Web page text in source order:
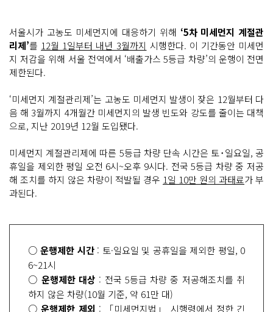
서울시가 고농도 미세먼지에 대응하기 위해 ‘5차 미세먼지 계절관
리제’를 12월 1일부터 내년 3월까지 시행한다. 이 기간동안 미세먼
지 저감을 위해 서울 전역에서 ‘배출가스 5등급 차량’의 운행이 전면
제한된다.
‘미세먼지 계절관리제’는 고농도 미세먼지 발생이 잦은 12월부터 다
음 해 3월까지 4개월간 미세먼지의 발생 빈도와 강도를 줄이는 대책
으로, 지난 2019년 12월 도입됐다.
미세먼지 계절관리제에 따른 5등급 차량 단속 시간은 토･일요일, 공
휴일을 제외한 평일 오전 6시~오후 9시다. 전국 5등급 차량 중 저공
해 조치를 하지 않은 차량이 적발될 경우 1일 10만 원의 과태료가 부
과된다.
○ 운행제한 시간: 토·일요일 및 공휴일을 제외한 평일, 0
6~21시
○ 운행제한 대상 : 전국 5등급 차량 중 저공해조치를 취
하지 않은 차량(10월 기준, 약 61만 대)
○운행제한 제외 : 「미세먼지법」 시행령에서 정한 긴